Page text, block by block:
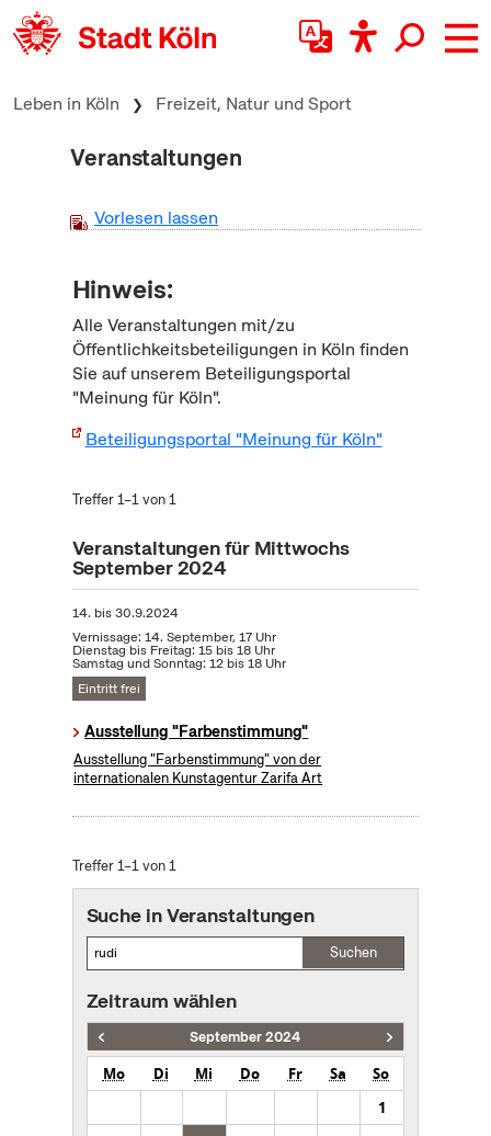
zum Inhalt springen
Leben in Köln Freizeit, Natur und Sport
Veranstaltungen
Vorlesen lassen
Hinweis:
Alle Veranstaltungen mit/zu
Öffentlichkeitsbeteiligungen in Köln finden
Sie auf unserem Beteiligungsportal
"Meinung für Köln".
Beteiligungsportal "Meinung für Köln"
Treffer 1–1 von 1
Veranstaltungen für Mittwochs
September 2024
14. bis30.9.2024
Vernissage: 14. September, 17 Uhr
Dienstag bis Freitag: 15 bis 18 Uhr
Samstag und Sonntag: 12 bis 18 Uhr
Eintritt frei
Ausstellung "Farbenstimmung"
Ausstellung "Farbenstimmung" von der
internationalen Kunstagentur Zarifa Art
Treffer 1–1 von 1
Suche in Veranstaltungen
Suchen
Zeitraum wählen
September 2024
Mo Di Mi Do Fr Sa
So
1